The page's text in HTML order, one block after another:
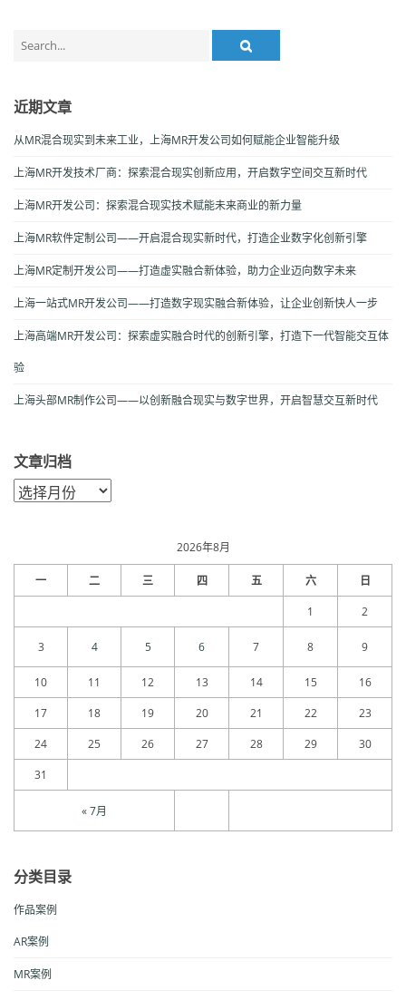
for:
近期文章
从MR混合现实到未来工业，上海MR开发公司如何赋能企业智能升级
上海MR开发技术厂商：探索混合现实创新应用，开启数字空间交互新时代
上海MR开发公司：探索混合现实技术赋能未来商业的新力量
上海MR软件定制公司——开启混合现实新时代，打造企业数字化创新引擎
上海MR定制开发公司——打造虚实融合新体验，助力企业迈向数字未来
上海一站式MR开发公司——打造数字现实融合新体验，让企业创新快人一步
上海高端MR开发公司：探索虚实融合时代的创新引擎，打造下一代智能交互体
验
上海头部MR制作公司——以创新融合现实与数字世界，开启智慧交互新时代
文章归档
文
章
2026年8月
一 二 三 四 五 六 日
« 7月
1 2
3 4 5 6 7 8 9
10 11 12 13 14 15
16
17
18 19 20 21 22
23
24
25 26 27 28 29
30
31
分类目录
作品案例
AR案例
MR案例